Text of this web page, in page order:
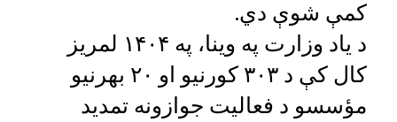
کمې شوې دي.
د یاد وزارت په وینا، په ۱۴۰۴ لمریز
کال کې د ۳۰۳ کورنیو او ۲۰ بهرنیو
مؤسسو د فعالیت جوازونه تمدید